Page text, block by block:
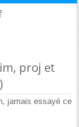
proj et
jamais essayé ce